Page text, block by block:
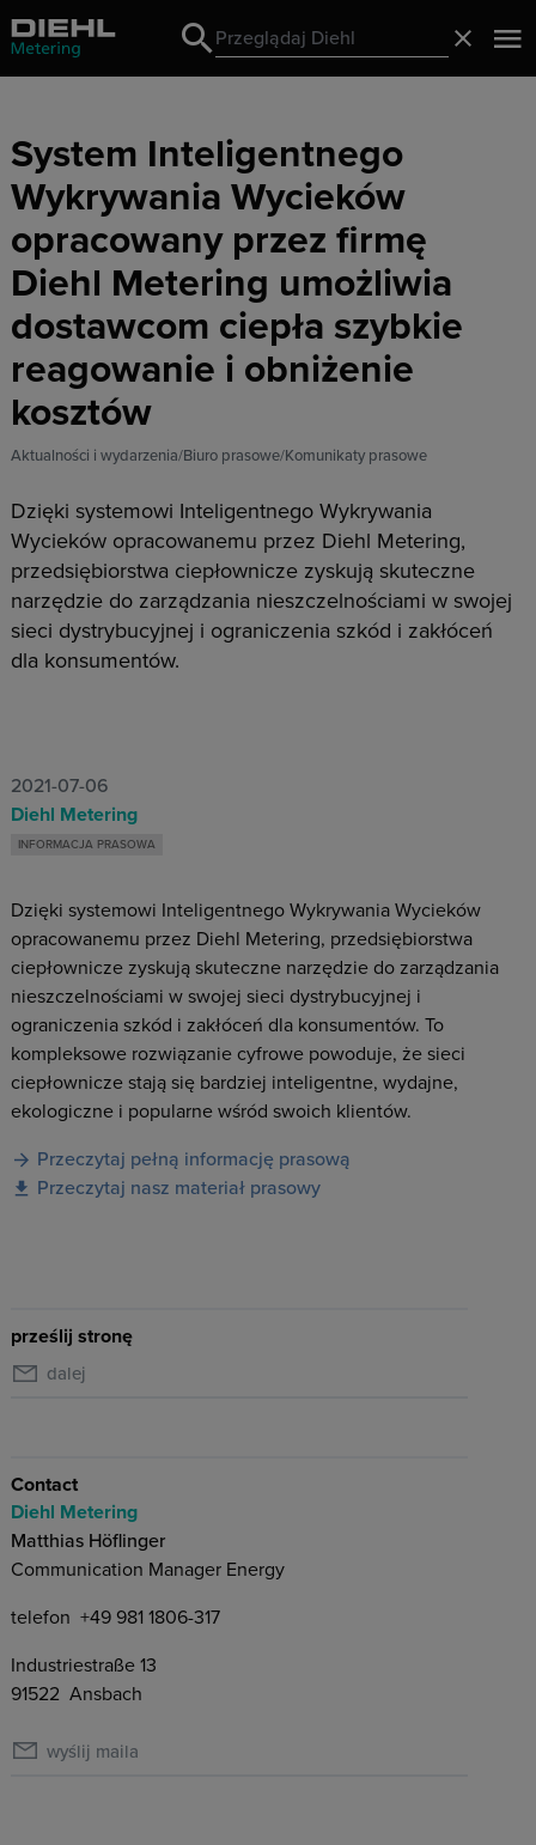
Search
Search
System Inteligentnego
Wykrywania Wycieków
opracowany przez firmę
Diehl Metering umożliwia
dostawcom ciepła szybkie
reagowanie i obniżenie
kosztów
Aktualności i wydarzenia Biuro prasowe Komunikaty prasowe
Dzięki systemowi Inteligentnego Wykrywania
Wycieków opracowanemu przez Diehl Metering,
przedsiębiorstwa ciepłownicze zyskują skuteczne
narzędzie do zarządzania nieszczelnościami w swojej
sieci dystrybucyjnej i ograniczenia szkód i zakłóceń
dla konsumentów.
2021-07-06
Diehl Metering
INFORMACJA PRASOWA
Dzięki systemowi Inteligentnego Wykrywania Wycieków
opracowanemu przez Diehl Metering, przedsiębiorstwa
ciepłownicze zyskują skuteczne narzędzie do zarządzania
nieszczelnościami w swojej sieci dystrybucyjnej i
ograniczenia szkód i zakłóceń dla konsumentów. To
kompleksowe rozwiązanie cyfrowe powoduje, że sieci
ciepłownicze stają się bardziej inteligentne, wydajne,
ekologiczne i popularne wśród swoich klientów.
Przeczytaj pełną informację prasową
Przeczytaj nasz materiał prasowy
prześlij stronę
dalej
Contact
Diehl Metering
Matthias Höflinger
Communication Manager Energy
telefon +49 981 1806-317
Industriestraße 13
91522 Ansbach
wyślij maila